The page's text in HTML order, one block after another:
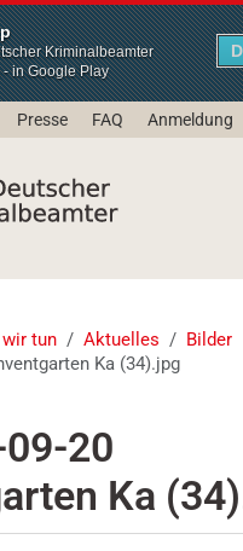
Kriminalbeamter
in Google Play
Presse FAQ Anmeldung
tun Aktuelles
Bilder
Ka (34).jpg
20
Ka